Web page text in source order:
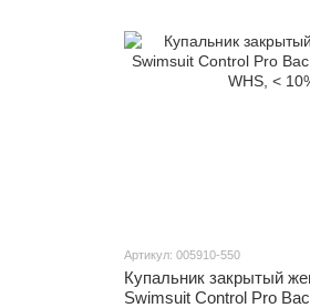
Артикул: 005910-550
Купальник закрытый
Swimsuit Control Pro